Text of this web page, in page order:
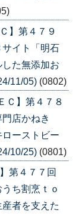
】第４７９
イト「明石
た無添加お
11/05) (0802)
Ｃ】第４７８
店かねき
ーストビー
10/25) (0801)
】第４７７回
ち割烹ｔｏ
者を支えた